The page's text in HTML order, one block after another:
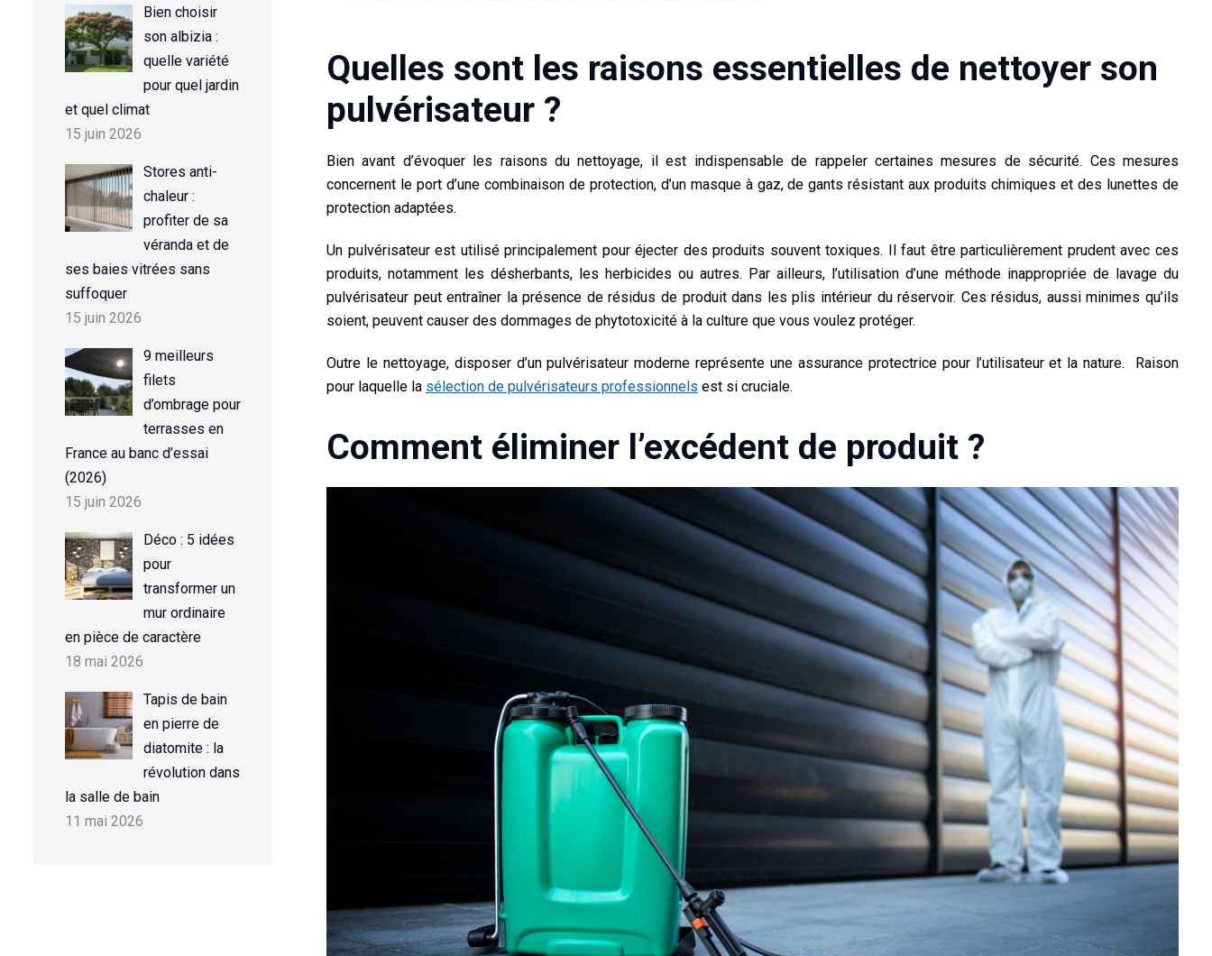
Bien choisir
son albizia :
quelle variété
pour quel jardin
et quel climat
15 juin 2026
Stores anti-
chaleur :
profiter de sa
véranda et de
ses baies vitrées sans
suffoquer
15 juin 2026
9 meilleurs
filets
d’ombrage pour
terrasses en
France au banc d’essai
(2026)
15 juin 2026
Déco : 5 idées
pour
transformer un
mur ordinaire
en pièce de caractère
18 mai 2026
Tapis de bain
en pierre de
diatomite : la
révolution dans
la salle de bain
11 mai 2026
Quelles sont les raisons essentielles de nettoyer son
pulvérisateur ?
Bien avant d’évoquer les raisons du nettoyage, il est indispensable de rappeler certaines mesures de sécurité. Ces mesures
concernent le port d’une combinaison de protection, d’un masque à gaz, de gants résistant aux produits chimiques et des lunettes de
protection adaptées.
Un pulvérisateurest utilisé principalement pour éjecter des produits souvent toxiques. Il faut être particulièrement prudent avec ces
produits, notamment les désherbants, les herbicides ou autres. Par ailleurs, l’utilisation d’une méthode inappropriée de lavage du
pulvérisateur peut entraîner la présence de résidus de produit dans les plis intérieur du réservoir. Ces résidus, aussi minimes qu’ils
soient, peuvent causer des dommages de phytotoxicité à la culture que vous voulez protéger.
Outre le nettoyage, disposer d’un pulvérisateur moderne représente une assurance protectrice pour l’utilisateur et la nature. Raison
pour laquelle la sélection de pulvérisateurs professionnels est si cruciale.
Comment éliminer l’excédent de produit ?